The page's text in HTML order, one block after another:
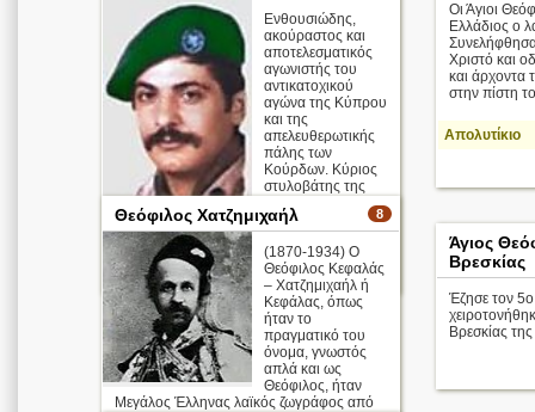
Οι Άγιοι
Ελλάδιος ο
Χριστό και
και άρχοντα
στην πίστη
Απολυτίκιο
Ενθουσιώδης,
ακούραστος και
αποτελεσματικός
αγωνιστής του
αντικατοχικού
αγώνα της Κύπρου
και της
απελευθερωτικής
πάλης των
Κούρδων. Κύριος
στυλοβάτης της
διεθνοποίησης του
λησμονημένου και
περιφρονημέ ...
περισσότερα >
8
Θεόφιλος Χατζημιχαήλ
(1870-1934) Ο
Θεόφιλος Κεφαλάς
– Χατζημιχαήλ ή
Κεφάλας, όπως
ήταν το
πραγματικό του
όνομα, γνωστός
απλά και ως
Θεόφιλος, ήταν
Μεγάλος Έλληνας λαϊκός ζωγράφος από
Άγιος
Βρεσκίας
Έζησε τον
Βρεσκίας